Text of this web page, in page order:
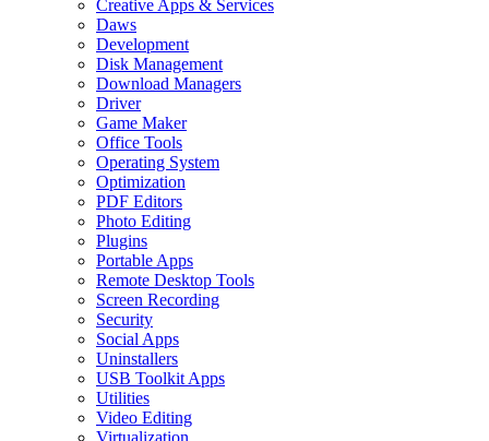
Creative Apps & Services
Daws
Development
Disk Management
Download Managers
Driver
Game Maker
Office Tools
Operating System
Optimization
PDF Editors
Photo Editing
Plugins
Portable Apps
Remote Desktop Tools
Screen Recording
Security
Social Apps
Uninstallers
USB Toolkit Apps
Utilities
Video Editing
Virtualization